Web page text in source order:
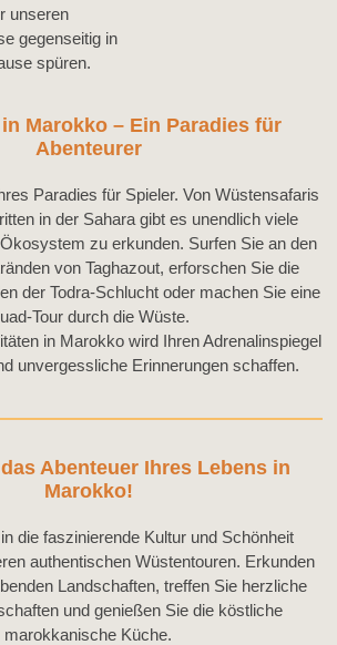
unseren
gegenseitig in
spüren.
Marokko – Ein Paradies für
Abenteurer
Paradies für Spieler. Von Wüstensafaris
in der Sahara gibt es unendlich viele
zu erkunden. Surfen Sie an den
von Taghazout, erforschen Sie die
der Todra-Schlucht oder machen Sie eine
Tour durch die Wüste.
in Marokko wird Ihren Adrenalinspiegel
unvergessliche Erinnerungen schaffen.
Abenteuer Ihres Lebens in
Marokko!
die faszinierende Kultur und Schönheit
authentischen Wüstentouren. Erkunden
Landschaften, treffen Sie herzliche
und genießen Sie die köstliche
marokkanische Küche.